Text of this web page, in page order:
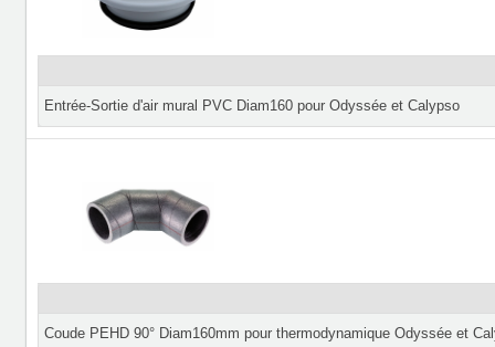
Entrée-Sortie d'air mural PVC Diam160 pour Odyssée et Calypso
Coude PEHD 90° Diam160mm pour thermodynamique Odyssée et